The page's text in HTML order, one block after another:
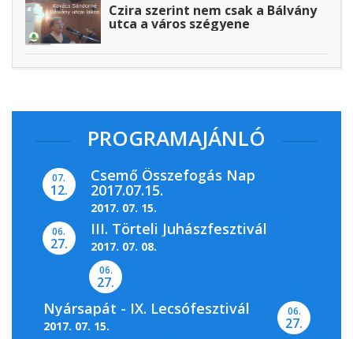
Czira szerint nem csak a Bálvány
utca a város szégyene
PROGRAMAJÁNLÓ
07.
12.
Csemő Összefogás Nap
2017.07.15.
2017. 07. 15.
06.
27.
III. Törteli Juhászfesztivál
2017. 07. 08.
06.
27.
Nyársapát - IX. Lecsófesztivál
2017. 07. 15.
06.
27.